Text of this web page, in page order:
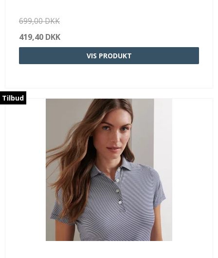
699,00 DKK
419,40 DKK
VIS PRODUKT
Tilbud